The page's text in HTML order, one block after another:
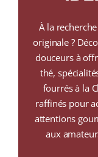
CAFÉS
THÉS &
ÉPICERIE FINE
IDEES CADEAUX
À la
originale ?
douceurs à
thé,
fourrés à la
raffinés pour
attentions
aux